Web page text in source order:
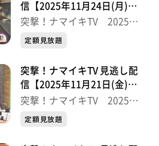
信【2025年11月24日(月)放
送分】
突撃！ナマイキTV 2025後
半
定額見放題
突撃！ナマイキTV 見逃し配
信【2025年11月21日(金)放
送分】
突撃！ナマイキTV 2025後
半
定額見放題